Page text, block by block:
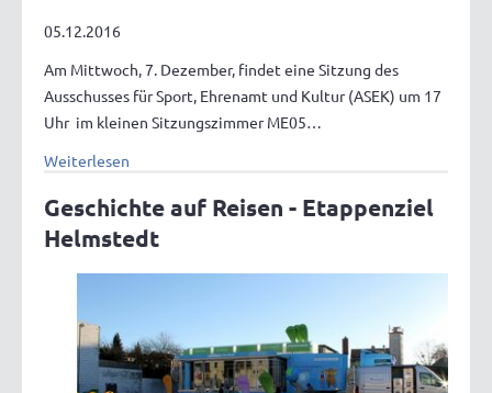
05.12.2016
Am Mittwoch, 7. Dezember, findet eine Sitzung des
Ausschusses für Sport, Ehrenamt und Kultur (ASEK) um 17
Uhr im kleinen Sitzungszimmer ME05…
Weiterlesen
Geschichte auf Reisen - Etappenziel
Helmstedt